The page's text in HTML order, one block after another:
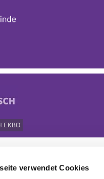
verwendet Cookies
EKBO